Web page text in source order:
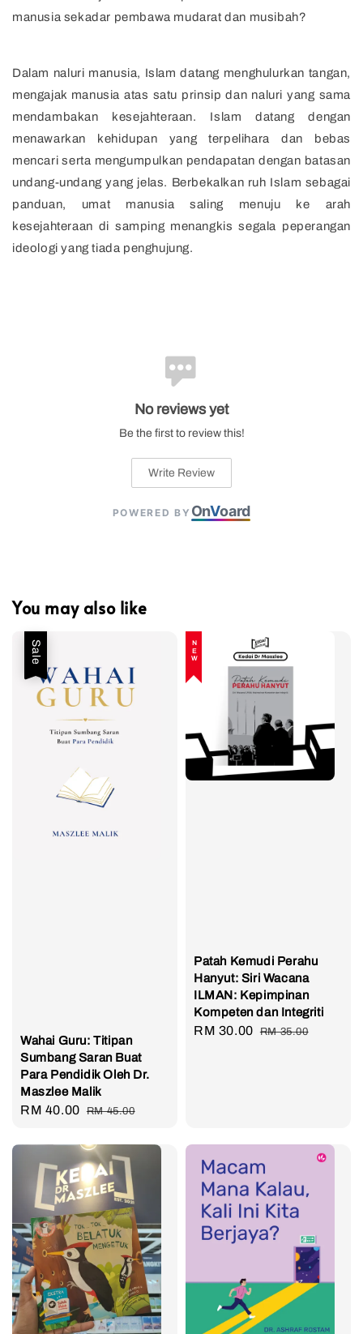
manusia sekadar pembawa mudarat dan musibah?
Dalam naluri manusia, Islam datang menghulurkan tangan,
mengajak manusia atas satu prinsip dan naluri yang sama
mendambakan kesejahteraan. Islam datang dengan
menawarkan kehidupan yang terpelihara dan bebas
mencari serta mengumpulkan pendapatan dengan batasan
undang-undang yang jelas. Berbekalkan ruh Islam sebagai
panduan, umat manusia saling menuju ke arah
kesejahteraan di samping menangkis segala peperangan
ideologi yang tiada penghujung.
No reviews yet
Be the first to review this!
Write Review
POWERED BY OnVoard
You may also like
Sale
Wahai Guru: Titipan
Sumbang Saran Buat
Para Pendidik Oleh Dr.
Maszlee Malik
Sale
RM 40.00 Regular
RM 45.00
NEW
Patah Kemudi Perahu
Hanyut: Siri Wacana
ILMAN: Kepimpinan
Kompeten dan Integriti
Sale
RM 30.00 Regular
RM 35.00